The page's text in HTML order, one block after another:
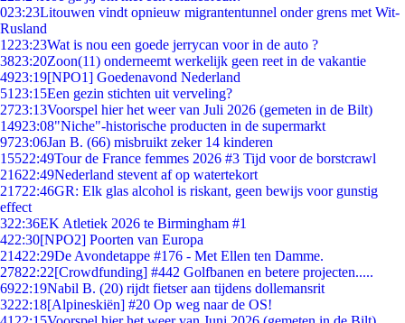
023:23Litouwen vindt opnieuw migrantentunnel onder grens met Wit-
Rusland
1223:23Wat is nou een goede jerrycan voor in de auto ?
3823:20Zoon(11) onderneemt werkelijk geen reet in de vakantie
4923:19[NPO1] Goedenavond Nederland
51 23:15Een gezin stichten uit verveling?
2723:13Voorspel hier het weer van Juli 2026 (gemeten in de Bilt)
14923:08"Niche"-historische producten in de supermarkt
9723:06Jan B. (66) misbruikt zeker 14 kinderen
15522:49Tour de France femmes 2026 #3 Tijd voor de borstcrawl
21622:49Nederland stevent af op watertekort
21722:46GR: Elk glas alcohol is riskant, geen bewijs voor gunstig
effect
322:36EK Atletiek 2026 te Birmingham #1
422:30[NPO2] Poorten van Europa
21422:29De Avondetappe #176 - Met Ellen ten Damme.
27822:22[Crowdfunding] #442 Golfbanen en betere projecten.....
6922:19Nabil B. (20) rijdt fietser aan tijdens dollemansrit
3222:18[Alpineskiën] #20 Op weg naar de OS!